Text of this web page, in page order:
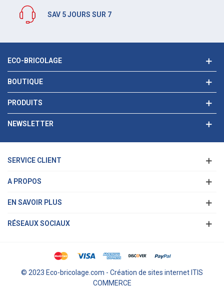
SAV 5 JOURS SUR 7
ECO-BRICOLAGE
BOUTIQUE
PRODUITS
NEWSLETTER
SERVICE CLIENT
A PROPOS
EN SAVOIR PLUS
RÉSEAUX SOCIAUX
© 2023 Eco-bricolage.com - Création de sites internet ITIS
COMMERCE